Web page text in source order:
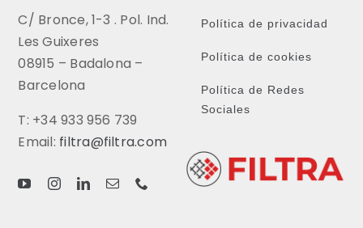
C/ Bronce, 1-3 . Pol. Ind.
Les Guixeres
08915 – Badalona –
Barcelona
T: +34 933 956 739
Email: filtra@filtra.com
Política de privacidad
Política de cookies
Política de Redes
Sociales